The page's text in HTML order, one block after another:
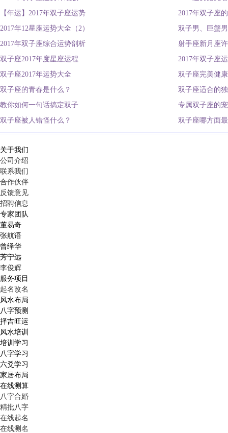
【年运】2017年双子座运势
2017年双子座
2017年12星座运势大全（2）
双子男、巨蟹
2017年双子座综合运势剖析
射手座新月座
双子座2017年度星座运程
2017年双子座
双子座2017年运势大全
双子座完美健
双子座的青春是什么？
双子座适合的
教你如何一句话搞定双子
专属双子座的
双子座被人错怪什么？
双子座哪方面
关于我们
公司介绍
联系我们
合作伙伴
反馈意见
招聘信息
专家团队
董易奇
张航语
曾绎华
芳宁远
李俊辉
服务项目
起名改名
风水布局
八字预测
择吉旺运
风水培训
培训学习
八字学习
六爻学习
家居布局
在线测算
八字合婚
精批八字
在线起名
在线测名